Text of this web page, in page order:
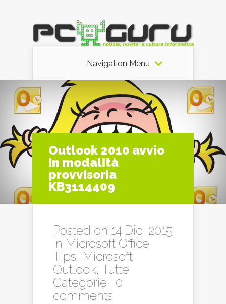
Navigation Menu
Outlook 2010 avvio
in modalità
provvisoria
KB3114409
Posted on 14 Dic, 2015
in Microsoft Office
Tips, Microsoft
Outlook, Tutte
Categorie
0
comments